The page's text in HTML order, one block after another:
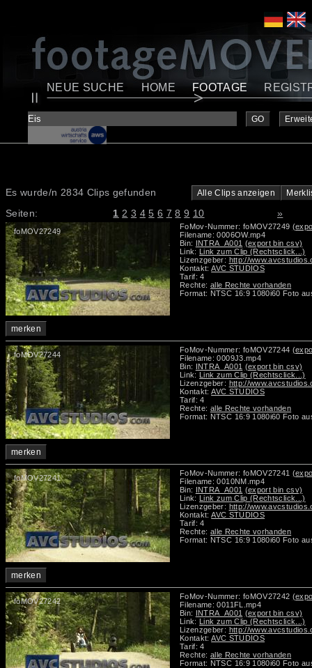
NEUE SUCHE HOME FOOTAGE
GO
Es wurde/n 2834 Clips gefunden Alle Clips anzeigen
Seiten: 1 2 3 4 5 6 7 8 9 10 »
foMOV27249
merken
FoMov-Nummer: foMOV27249
Filename: 0006OW.mp4
Bin: INTRA_A001 (export bin csv)
Link: Link zum Clip (Rechtsclick...)
Lizenzgeber: http://
Kontakt:AVC STUDIOS
Tarif: 4
Rechte: alle Rechte vorhanden
Format: NTSC 16:9 1080i60 Foto
foMOV27244
merken
FoMov-Nummer: foMOV27244
Filename: 0009J3.mp4
Bin: INTRA_A001 (export bin csv)
Link: Link zum Clip (Rechtsclick...)
Lizenzgeber: http://
Kontakt:AVC STUDIOS
Tarif: 4
Rechte: alle Rechte vorhanden
Format: NTSC 16:9 1080i60 Foto
foMOV27241
merken
FoMov-Nummer: foMOV27241
Filename: 0010NM.mp4
Bin: INTRA_A001 (export bin csv)
Link: Link zum Clip (Rechtsclick...)
Lizenzgeber: http://
Kontakt:AVC STUDIOS
Tarif: 4
Rechte: alle Rechte vorhanden
Format: NTSC 16:9 1080i60 Foto
foMOV27242
FoMov-Nummer: foMOV27242
Filename: 0011FL.mp4
Bin: INTRA_A001 (export bin csv)
Link: Link zum Clip (Rechtsclick...)
Lizenzgeber: http://
Kontakt:AVC STUDIOS
Tarif: 4
Rechte: alle Rechte vorhanden
Format: NTSC 16:9 1080i60 Foto